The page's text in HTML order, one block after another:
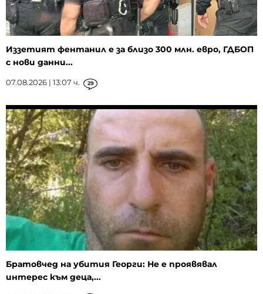
Иззетият фентанил е за близо 300 млн. евро, ГДБОП
с нови данни...
07.08.2026 | 13:07 ч. 29
Братовчед на убития Георги: Не е проявявал
интерес към деца,...